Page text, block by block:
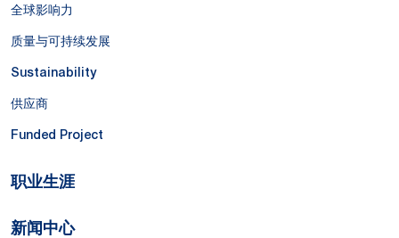
全球影响力
质量与可持续发展
Sustainability
供应商
Funded Project
职业生涯
新闻中心